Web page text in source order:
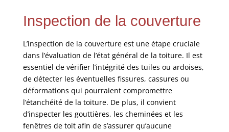
Inspection de la couverture
L’inspection de la couverture est une étape cruciale
dans l’évaluation de l’état général de la toiture. Il est
essentiel de vérifier l’intégrité des tuiles ou ardoises,
de détecter les éventuelles fissures, cassures ou
déformations qui pourraient compromettre
l’étanchéité de la toiture. De plus, il convient
d’inspecter les gouttières, les cheminées et les
fenêtres de toit afin de s’assurer qu’aucune